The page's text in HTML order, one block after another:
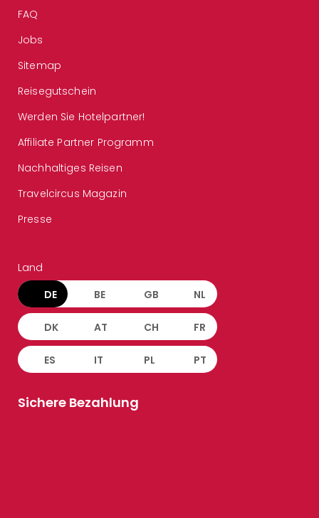
FAQ
Jobs
Sitemap
Reisegutschein
Werden Sie Hotelpartner!
Affiliate Partner Programm
Nachhaltiges Reisen
Travelcircus Magazin
Presse
Land
DE BE GB NL
DK AT CH FR
ES IT PL PT
Sichere Bezahlung